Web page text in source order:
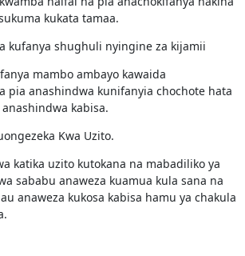
kukata tamaa.
kufanya shughuli nyingine za kijamii
mambo ambayo kawaida
pia anashindwa kunifanyia chochote hata
kabisa.
Kwa Uzito.
katika uzito kutokana na mabadiliko ya
sababu anaweza kuamua kula sana na
anaweza kukosa kabisa hamu ya chakula